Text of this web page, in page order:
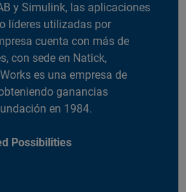
y Simulink, las aplicaciones
líderes utilizadas por
cuenta con más de
con sede en Natick,
es una empresa de
ganancias
en 1984.
Possibilities